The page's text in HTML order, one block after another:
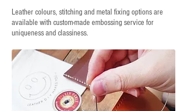
Leather colours, stitching and metal fixing options are
available with custom-made embossing service for
uniqueness and classiness.